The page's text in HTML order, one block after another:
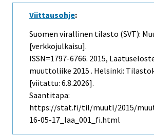
Viittausohje:
Suomen virallinen tilasto (SVT):
[verkkojulkaisu].
ISSN=1797-6766. 2015,
muuttoliike 2015 . Helsinki:
[viitattu: 6.8.2026].
Saantitapa:
https://stat.fi/til/muutl/2015/
16-05-17_laa_001_fi.html